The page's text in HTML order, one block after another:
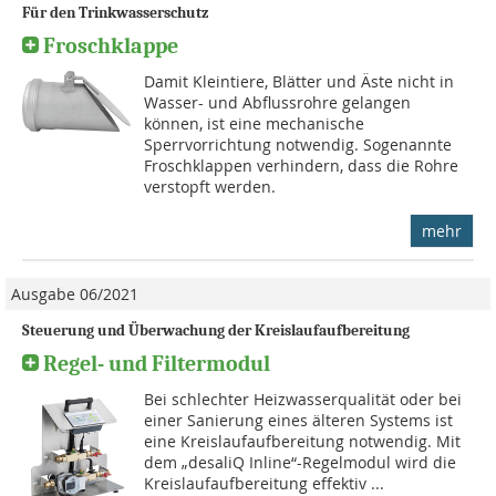
Für den Trinkwasserschutz
Froschklappe
Damit Kleintiere, Blätter und Äste nicht in
Wasser- und Abflussrohre gelangen
können, ist eine mechanische
Sperrvorrichtung notwendig. Sogenannte
Froschklappen verhindern, dass die Rohre
verstopft werden.
mehr
Ausgabe 06/2021
Steuerung und Überwachung der Kreislaufaufbereitung
Regel- und Filtermodul
Bei schlechter Heizwasserqualität oder bei
einer Sanierung eines älteren Systems ist
eine Kreislaufaufbereitung notwendig. Mit
dem „desaliQ Inline“-Regelmodul wird die
Kreislaufaufbereitung effektiv ...